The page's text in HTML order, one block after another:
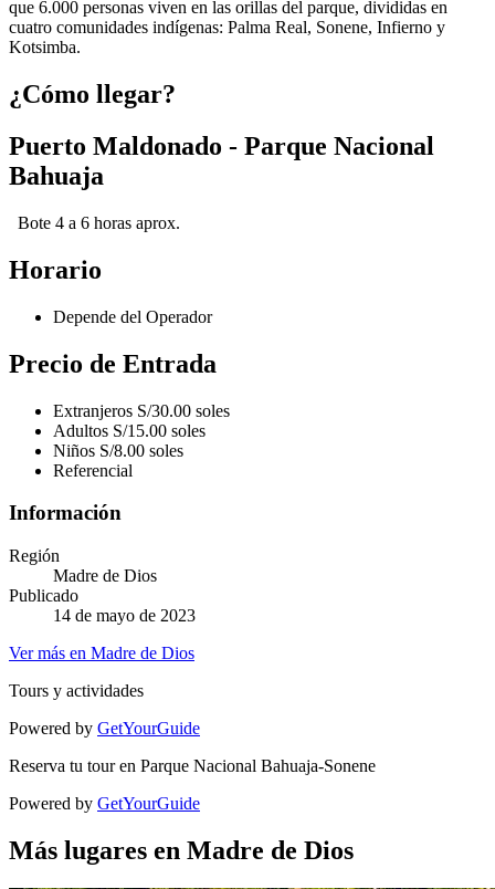
que 6.000 personas viven en las orillas del parque, divididas en
cuatro comunidades indígenas: Palma Real, Sonene, Infierno y
Kotsimba.
¿Cómo llegar?
Puerto Maldonado - Parque Nacional
Bahuaja
Bote 4 a 6 horas aprox.
Horario
Depende del Operador
Precio de Entrada
Extranjeros S/30.00 soles
Adultos S/15.00 soles
Niños S/8.00 soles
Referencial
Información
Región
Madre de Dios
Publicado
14 de mayo de 2023
Ver más en Madre de Dios
Tours y actividades
Powered by GetYourGuide
Reserva tu tour en Parque Nacional Bahuaja-Sonene
Powered by GetYourGuide
Más lugares en Madre de Dios